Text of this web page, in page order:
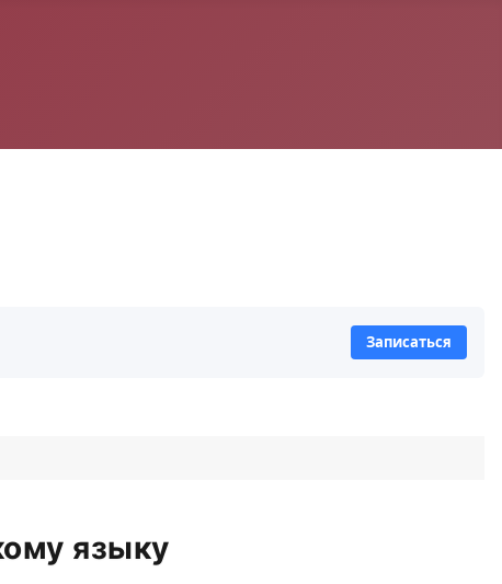
Записаться
языку